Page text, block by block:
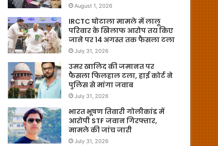
August 1, 2026
IRCTC घोटाला मामले में लालू
परिवार के खिलाफ आरोप तय किए
जाने पर 14 अगस्त तक फैसला टला
July 31, 2026
उमर खालिद की जमानत पर
फैसला फिलहाल टला, हाई कोर्ट ने
पुलिस से मांगा जवाब
July 31, 2026
भारत भूषण तिवारी गोलीकांड में
आरोपी STF जवान गिरफ्तार,
मामले की जांच जारी
July 31, 2026